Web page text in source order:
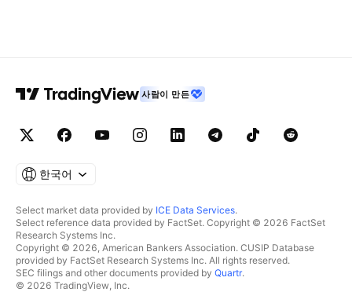
사람이 만든
한국어
Select market data provided by ICE Data Services.
Select reference data provided by FactSet. Copyright © 2026 FactSet
Research Systems Inc.
Copyright © 2026, American Bankers Association. CUSIP Database
provided by FactSet Research Systems Inc. All rights reserved.
SEC filings and other documents provided by Quartr.
© 2026 TradingView, Inc.